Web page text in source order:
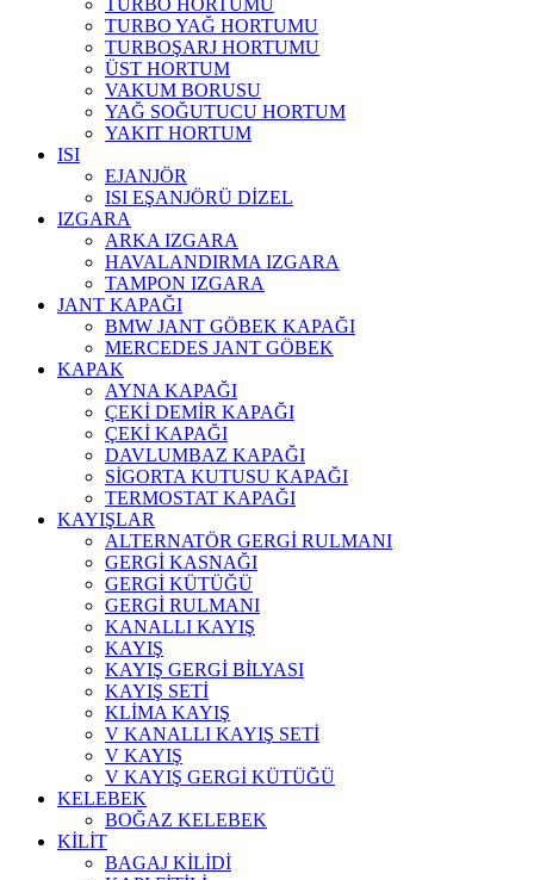
TURBO HORTUMU
TURBO YAĞ HORTUMU
TURBOŞARJ HORTUMU
ÜST HORTUM
VAKUM BORUSU
YAĞ SOĞUTUCU HORTUM
YAKIT HORTUM
ISI
EJANJÖR
ISI EŞANJÖRÜ DİZEL
IZGARA
ARKA IZGARA
HAVALANDIRMA IZGARA
TAMPON IZGARA
JANT KAPAĞI
BMW JANT GÖBEK KAPAĞI
MERCEDES JANT GÖBEK
KAPAK
AYNA KAPAĞI
ÇEKİ DEMİR KAPAĞI
ÇEKİ KAPAĞI
DAVLUMBAZ KAPAĞI
SİGORTA KUTUSU KAPAĞI
TERMOSTAT KAPAĞI
KAYIŞLAR
ALTERNATÖR GERGİ RULMANI
GERGİ KASNAĞI
GERGİ KÜTÜĞÜ
GERGİ RULMANI
KANALLI KAYIŞ
KAYIŞ
KAYIŞ GERGİ BİLYASI
KAYIŞ SETİ
KLİMA KAYIŞ
V KANALLI KAYIŞ SETİ
V KAYIŞ
V KAYIŞ GERGİ KÜTÜĞÜ
KELEBEK
BOĞAZ KELEBEK
KİLİT
BAGAJ KİLİDİ